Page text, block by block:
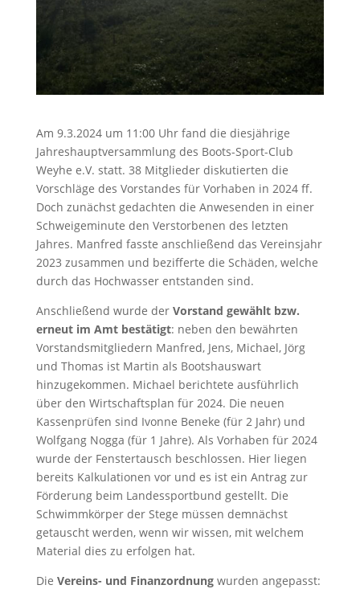
Am 9.3.2024 um 11:00 Uhr fand die diesjährige
Jahreshauptversammlung des Boots-Sport-Club
Weyhe e.V. statt. 38 Mitglieder diskutierten die
Vorschläge des Vorstandes für Vorhaben in 2024 ff.
Doch zunächst gedachten die Anwesenden in einer
Schweigeminute den Verstorbenen des letzten
Jahres. Manfred fasste anschließend das Vereinsjahr
2023 zusammen und bezifferte die Schäden, welche
durch das Hochwasser entstanden sind.
Anschließend wurde der Vorstand gewählt bzw.
erneut im Amt bestätigt: neben den bewährten
Vorstandsmitgliedern Manfred, Jens, Michael, Jörg
und Thomas ist Martin als Bootshauswart
hinzugekommen. Michael berichtete ausführlich
über den Wirtschaftsplan für 2024. Die neuen
Kassenprüfen sind Ivonne Beneke (für 2 Jahr) und
Wolfgang Nogga (für 1 Jahre). Als Vorhaben für 2024
wurde der Fenstertausch beschlossen. Hier liegen
bereits Kalkulationen vor und es ist ein Antrag zur
Förderung beim Landessportbund gestellt. Die
Schwimmkörper der Stege müssen demnächst
getauscht werden, wenn wir wissen, mit welchem
Material dies zu erfolgen hat.
Die Vereins- und Finanzordnungwurden angepasst: